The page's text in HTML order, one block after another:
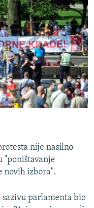
nije nasilno
"poništavanje
novih izbora".
parlamenta bio